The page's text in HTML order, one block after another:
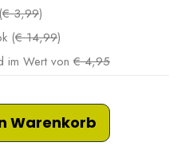
€ 3,99)
(€ 14,99)
im Wert von € 4,95
Warenkorb